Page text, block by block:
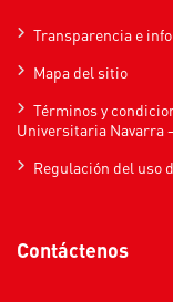
Transparencia e
Mapa del sitio
Términos y
Universitaria Navarra
Regulación del uso
Contáctenos